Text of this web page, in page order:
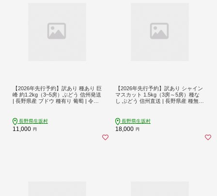
【2026年先行予約】訳あり 種あり 巨
峰 約1.2kg（3~5房）ぶどう 信州発送
| 長野県産 ブドウ 種有り 葡萄 | 令和8
長野県生坂村
11,000 円
【2026年先行予約】訳あり シャイン
マスカット 1.5kg（3房～5房）種な
し ぶどう 信州直送 | 長野県産 種無し
ライチ]
長野県生坂村
18,000 円